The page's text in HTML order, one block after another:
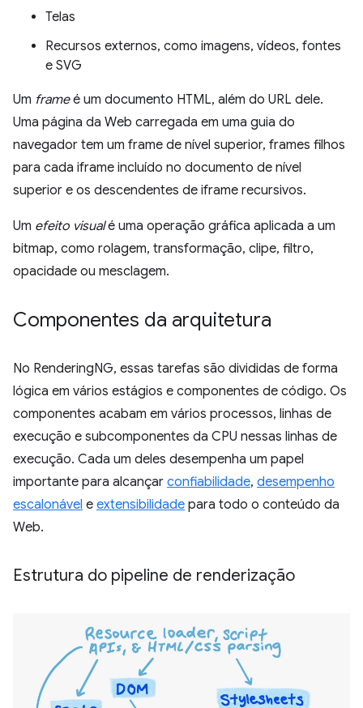
Telas
Recursos externos, como imagens, vídeos, fontes
e SVG
Um frameé um documento HTML, além do URL dele.
Uma página da Web carregada em uma guia do
navegador tem um frame de nível superior, frames filhos
para cada iframe incluído no documento de nível
superior e os descendentes de iframe recursivos.
Um efeito visualé uma operação gráfica aplicada a um
bitmap, como rolagem, transformação, clipe, filtro,
opacidade ou mesclagem.
Componentes da arquitetura
No RenderingNG, essas tarefas são divididas de forma
lógica em vários estágios e componentes de código. Os
componentes acabam em vários processos, linhas de
execução e subcomponentes da CPU nessas linhas de
execução. Cada um deles desempenha um papel
importante para alcançar confiabilidade, desempenho
escalonável e extensibilidade para todo o conteúdo da
Web.
Estrutura do pipeline de renderização